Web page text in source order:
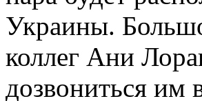
Украины.
коллег Ани
дозвониться им